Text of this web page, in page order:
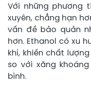
Với những phương
xuyên, chẳng hạn
vấn đề bảo quản
hơn. Ethanol có xu
khí, khiến chất
so với xăng
bình.